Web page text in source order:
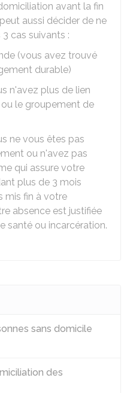
avant la fin
aussi décider de ne
cas suivants :
(vous avez trouvé
durable)
n'avez plus de lien
le groupement de
ne vous êtes pas
ou n'avez pas
qui assure votre
plus de 3 mois
mis fin à votre
absence est justifiée
santé ou incarcération.
sans domicile
des